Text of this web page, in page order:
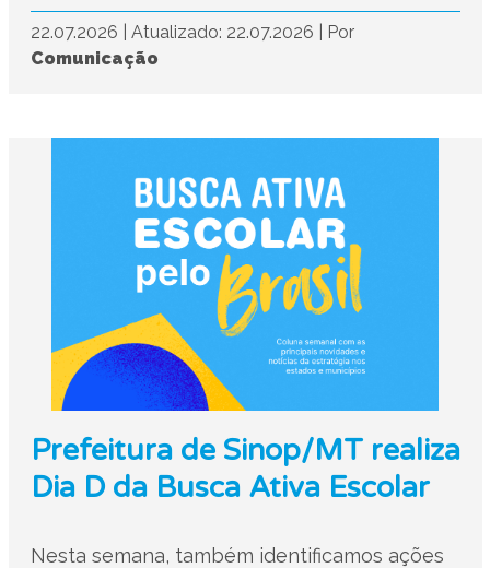
22.07.2026 Atualizado: 22.07.2026
Por
Comunicação
Prefeitura de Sinop/MT realiza
Dia D da Busca Ativa Escolar
Nesta semana, também identificamos ações